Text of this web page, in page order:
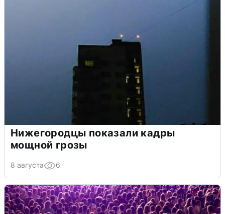
Нижегородцы показали кадры
мощной грозы
8 августа 6